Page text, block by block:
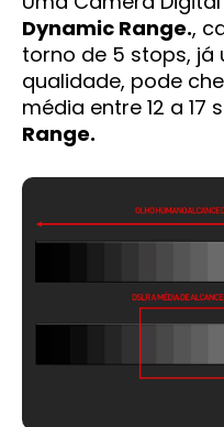
Dynamic Range.,
torno de 5 stops,
qualidade, pode
média entre 12 a 17
Range.